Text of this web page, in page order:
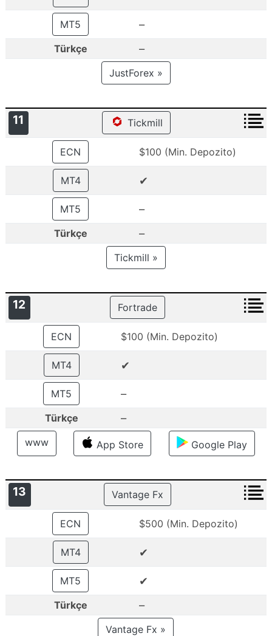
MT5 –
Türkçe –
JustForex »
11 Tickmill
ECN $100 (Min. Depozito)
MT4 ✔
MT5 –
Türkçe –
Tickmill »
12 Fortrade
ECN $100 (Min. Depozito)
MT4 ✔
MT5 –
Türkçe –
www App Store Google Play
13 Vantage Fx
ECN $500 (Min. Depozito)
MT4 ✔
MT5 ✔
Türkçe –
Vantage Fx »